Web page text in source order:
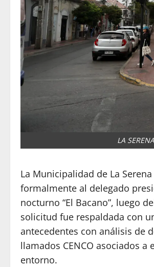
LA
La Municipalidad de La
formalmente al delegado
nocturno “El Bacano”, luego
solicitud fue respaldada con
antecedentes con análisis de
llamados CENCO asociados
entorno.